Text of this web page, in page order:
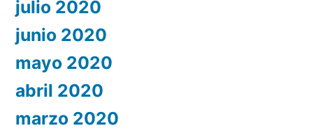
julio 2020
junio 2020
mayo 2020
abril 2020
marzo 2020